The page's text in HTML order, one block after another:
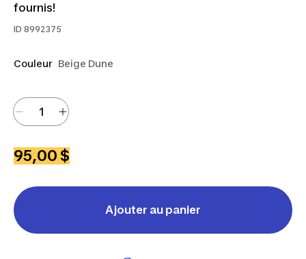
fournis!
ID 8992375
Couleur Beige Dune
95,00 $
Ajouter au panier